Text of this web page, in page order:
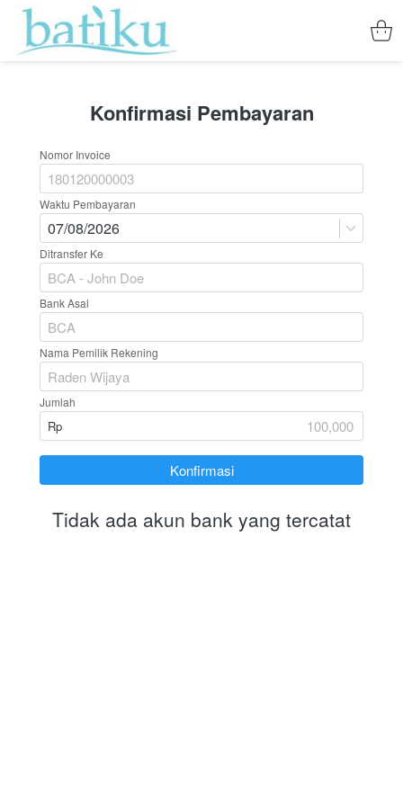
Konfirmasi Pembayaran
Nomor Invoice
Waktu Pembayaran
07/08/2026
Ditransfer Ke
Bank Asal
Nama Pemilik Rekening
Jumlah
Rp
`Konfirmasi
Tidak ada akun bank yang tercatat